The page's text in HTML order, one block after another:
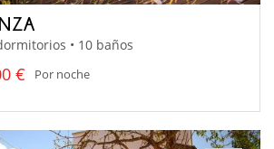
• 10 baños
€
Por noche